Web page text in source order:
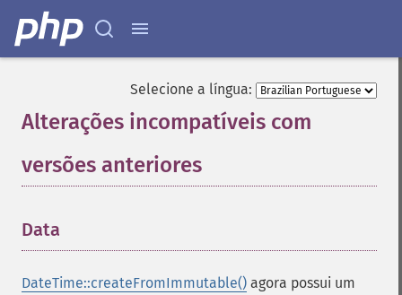
Selecione a língua:
Alterações incompatíveis com
versões anteriores
Data
DateTime::createFromImmutable() agora possui um